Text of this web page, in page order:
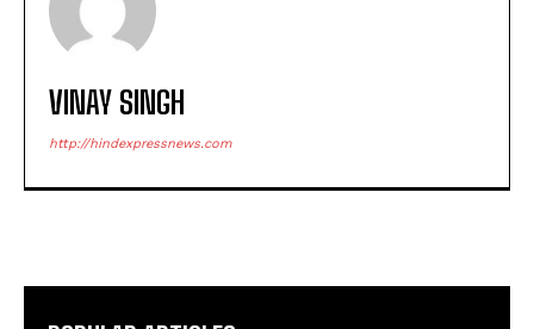
VINAY SINGH
http://hindexpressnews.com